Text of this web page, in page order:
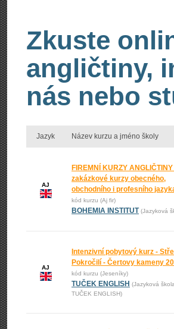
Zkuste
angličtiny,
nás nebo
Jazyk Název kurzu a jméno školy
AJ
FIREMNÍ KURZY ANGLIČTINY
zakázkové kurzy obecného,
obchodního i profesního
kód kurzu (Aj fir)
BOHEMIA INSTITUT (Jazyková
AJ
Intenzivní pobytový kurz -
Pokročilí - Čertovy kameny
kód kurzu (Jeseníky)
TUČEK ENGLISH (Jazyková škola
TUČEK ENGLISH)